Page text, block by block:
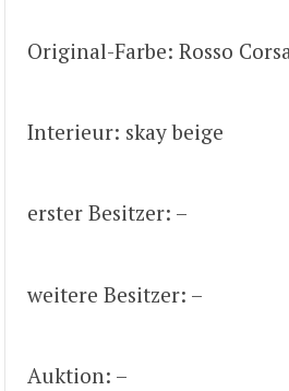
Original-Farbe: Rosso Corsa
Interieur: skay beige
erster Besitzer: –
weitere Besitzer: –
Auktion: –